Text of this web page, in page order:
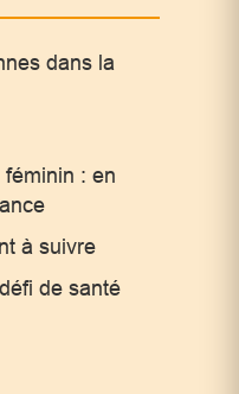
dans la
féminin : en
à suivre
de santé